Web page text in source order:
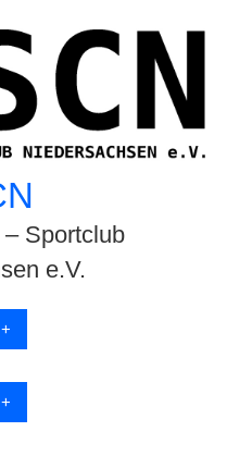
Sportclub
e.V.